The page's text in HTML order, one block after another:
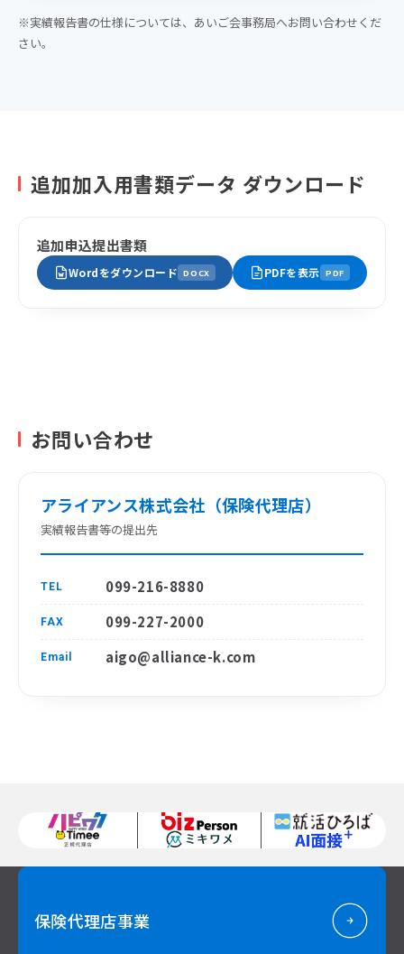
※実績報告書の仕様については、あいご会事務局へお問い合わせくだ
さい。
追加加入用書類データ ダウンロード
追加申込提出書類
Wordをダウンロード DOCX PDFを表示 PDF
お問い合わせ
アライアンス株式会社（保険代理店）
実績報告書等の提出先
TEL 099-216-8880
FAX 099-227-2000
Email aigo@alliance-k.com
保険代理店事業